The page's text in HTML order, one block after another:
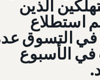
الذين
استطلاع
في التسوق
الأسبوع